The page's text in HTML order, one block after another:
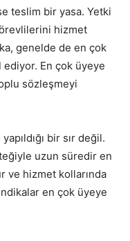
teslim bir yasa. Yetki
hizmet
genelde de en çok
En çok üyeye
sözleşmeyi
bir sır değil.
uzun süredir en
ve hizmet kollarında
en çok üyeye